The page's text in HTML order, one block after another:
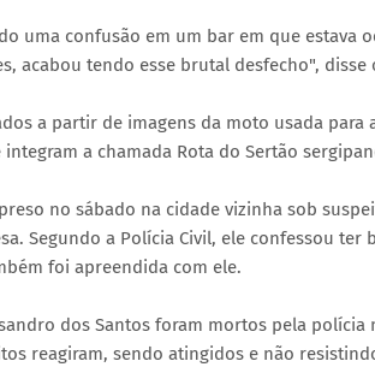
uma confusão em um bar em que estava
acabou tendo esse brutal desfecho", disse
a partir de imagens da moto usada para
a chamada Rota do Sertão
no sábado na cidade vizinha sob
Segundo a Polícia Civil, ele confessou ter
foi apreendida com ele.
dos Santos foram mortos pela
reagiram, sendo atingidos e não